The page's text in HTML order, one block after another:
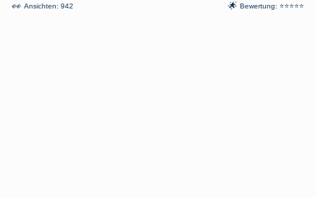
👀 Ansichten: 942 🌟 Bewertung: ⭐⭐⭐⭐⭐